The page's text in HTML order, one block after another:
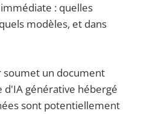
: quelles
modèles, et dans
un document
d'IA générative hébergé
sont potentiellement